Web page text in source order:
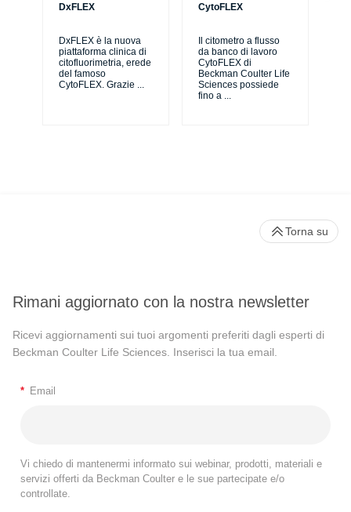
DxFLEX
DxFLEX è la nuova
piattaforma clinica di
citofluorimetria, erede
del famoso
CytoFLEX. Grazie
CytoFLEX
Il citometro a flusso
da banco di lavoro
CytoFLEX di
Beckman Coulter Life
Sciences possiede
fino a
Rimani aggiornato con la nostra newsletter
Ricevi aggiornamenti sui tuoi argomenti preferiti dagli esperti di
Beckman Coulter Life Sciences. Inserisci la tua email.
* Email
Vi chiedo di mantenermi informato sui webinar, prodotti, materiali e
servizi offerti da Beckman Coulter e le sue partecipate e/o
controllate.
Torna su